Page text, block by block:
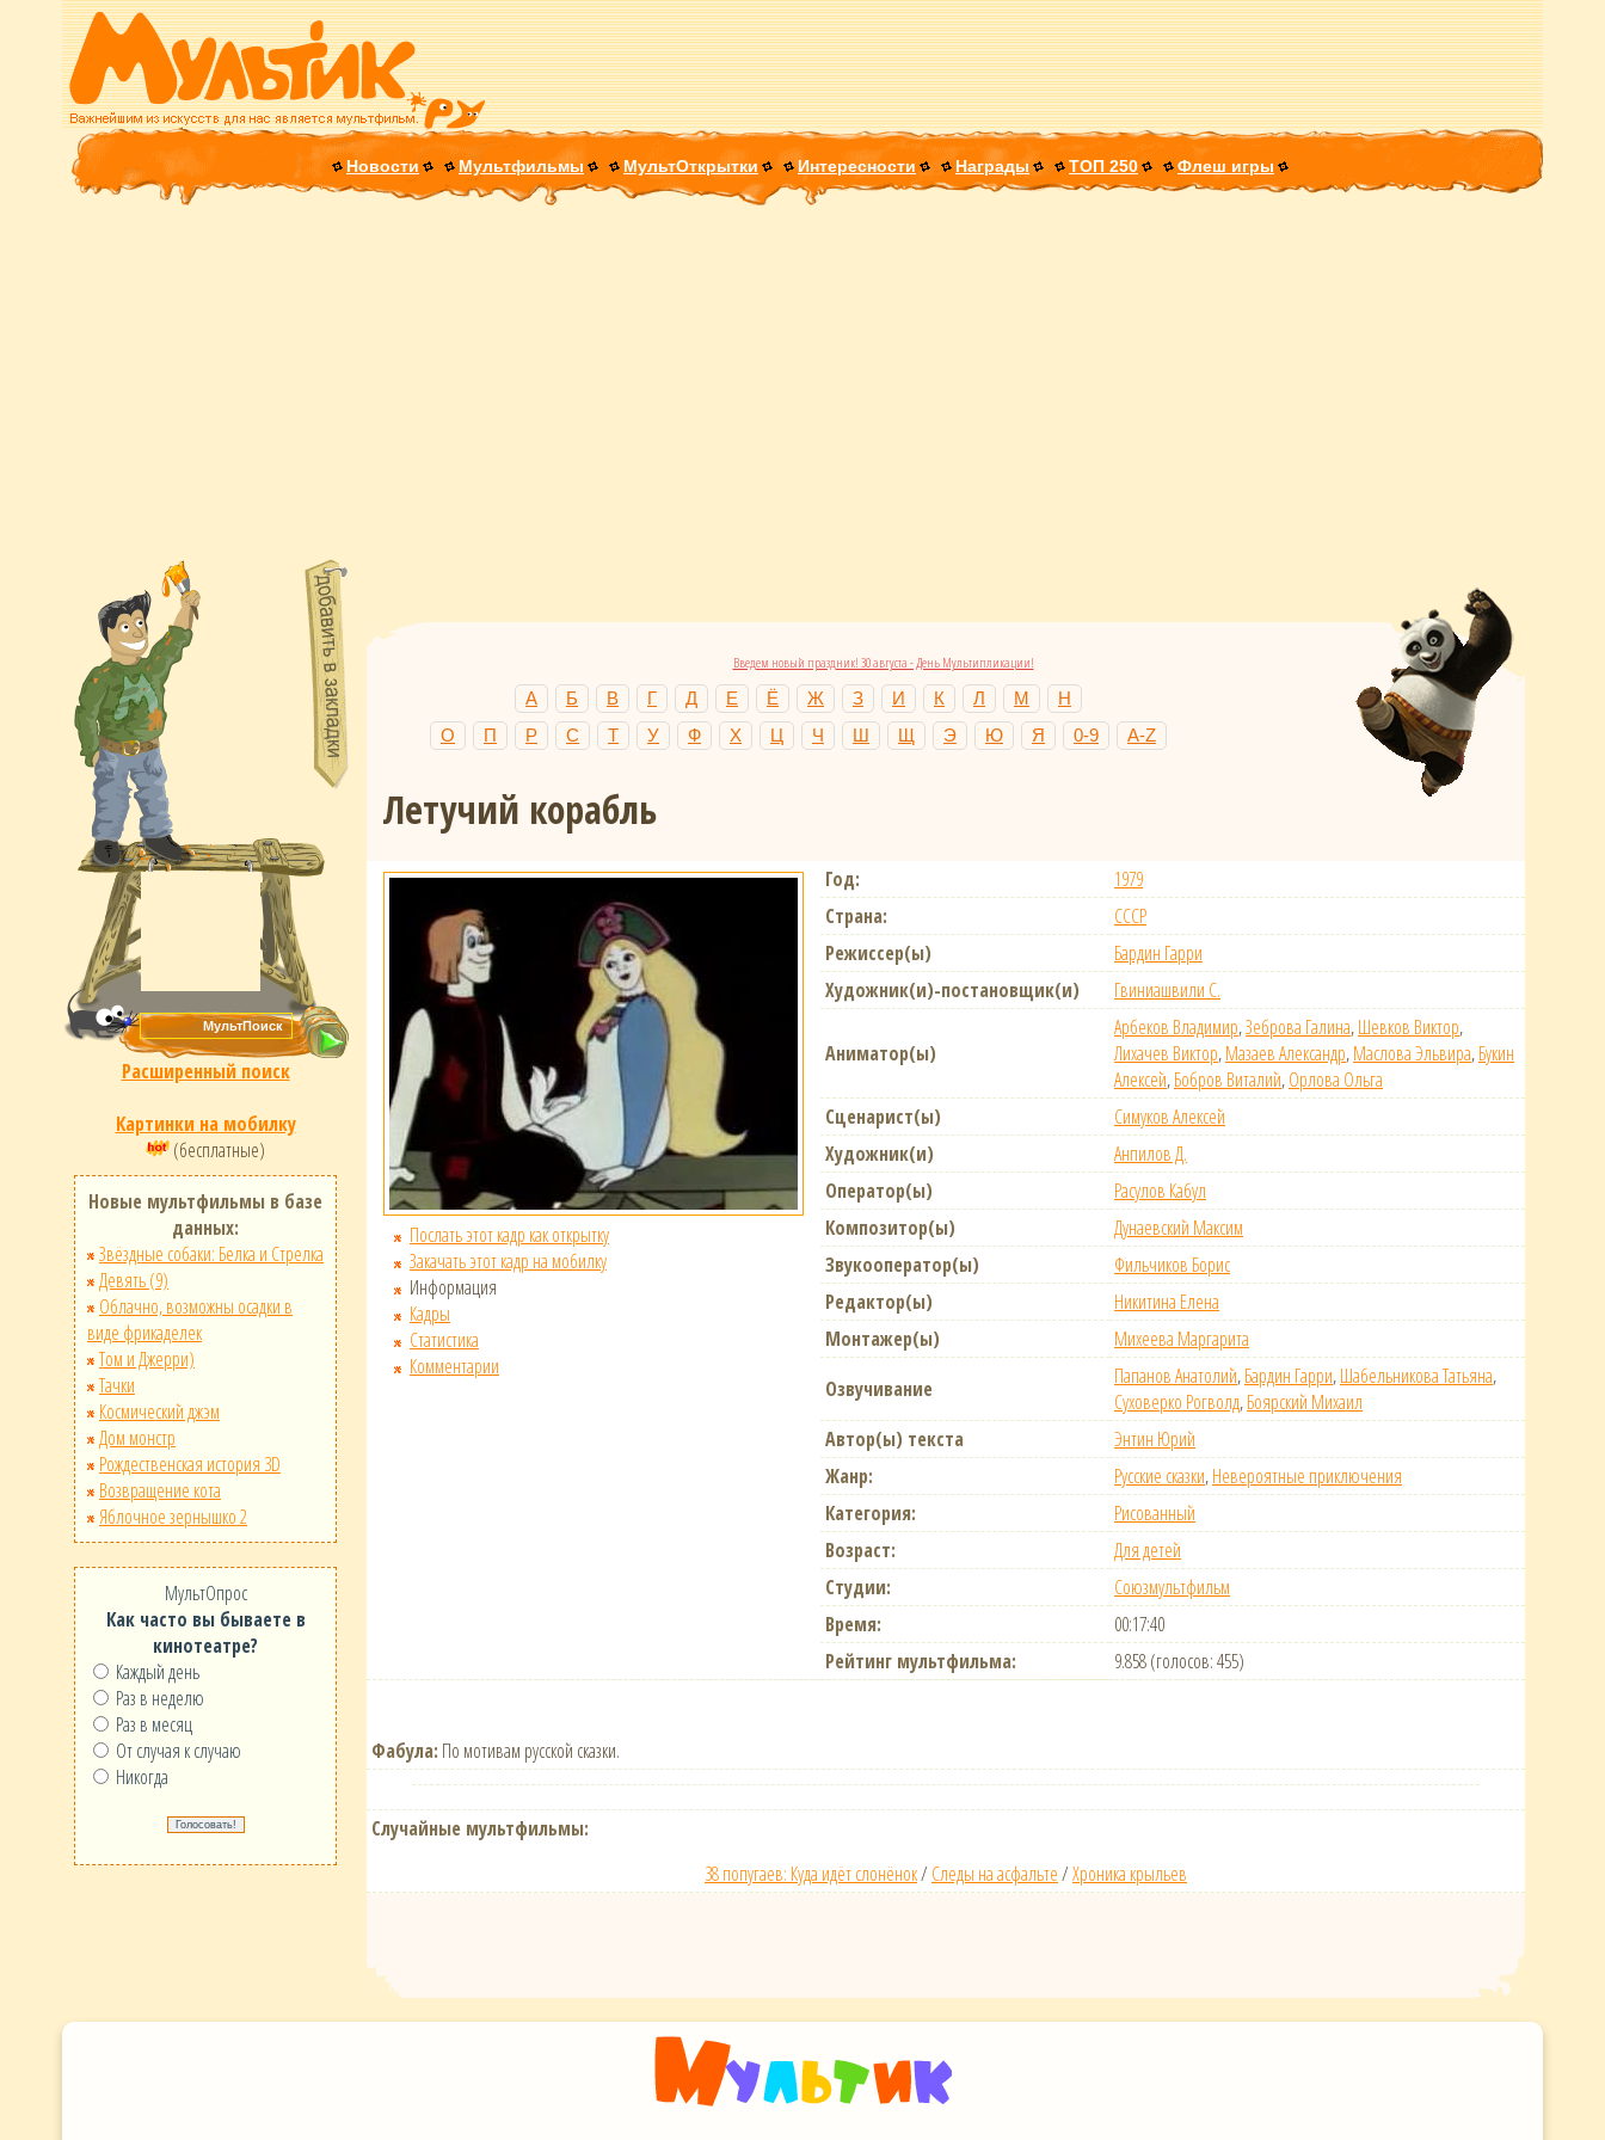
Новости Мультфильмы МультОткрытки Интересности Награды ТОП 250 Флеш игры
Расширенный поиск
Картинки на мобилку
(бесплатные)
Новые мультфильмы в базе
данных:
Звёздные собаки: Белка и Стрелка
Девять (9)
Облачно, возможны осадки в
виде фрикаделек
Том и Джерри)
Тачки
Космический джэм
Дом монстр
Рождественская история 3D
Возвращение кота
Яблочное зернышко 2
МультОпрос
Как часто вы бываете в
кинотеатре?
Каждый день
Раз в неделю
Раз в месяц
От случая к случаю
Никогда
Введем новый праздник! 30 августа - День Мультипликации!
А Б В Г Д Е Ё Ж З И К Л М
Н
О
П Р С Т У Ф Х Ц Ч Ш Щ Э Ю Я 0-9 A-Z
Летучий корабль
Послать этот кадр как открытку
Закачать этот кадр на мобилку
Информация
Кадры
Статистика
Комментарии
Год:
1979
Страна:
СССР
Режиссер(ы)
Бардин Гарри
Художник(и)-постановщик(и)
Гвиниашвили С.
Аниматор(ы)
Арбеков Владимир,Зеброва Галина,Шевков Виктор,
Лихачев Виктор,Мазаев Александр,Маслова Эльвира,Букин
Алексей,Бобров Виталий,Орлова Ольга
Сценарист(ы)
Симуков Алексей
Художник(и)
Анпилов Д.
Оператор(ы)
Расулов Кабул
Композитор(ы)
Дунаевский Максим
Звукооператор(ы)
Фильчиков Борис
Редактор(ы)
Никитина Елена
Монтажер(ы)
Михеева Маргарита
Озвучивание
Папанов Анатолий,Бардин Гарри,Шабельникова Татьяна,
Суховерко Рогволд,Боярский Михаил
Автор(ы) текста
Энтин Юрий
Жанр:
Русские сказки,Невероятные приключения
Категория:
Рисованный
Возраст:
Для детей
Студии:
Союзмультфильм
Время:
00:17:40
Рейтинг мультфильма:
9.858 (голосов: 455)
Фабула: По мотивам русской сказки.
Случайные мультфильмы:
38 попугаев: Куда идёт слонёнок/ Следы на асфальте/Хроника крыльев